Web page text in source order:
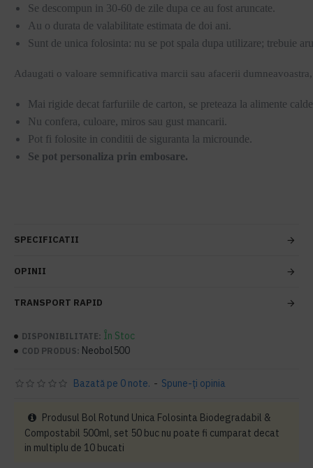
Se descompun in 30-60 de zile dupa ce au fost aruncate.
Au o durata de valabilitate estimata de doi ani.
Sunt de unica folosinta: nu se pot spala dupa utilizare; trebuie
Adaugati o valoare semnificativa marcii sau afacerii
Mai rigide decat farfuriile de carton, se preteaza la alimente
Nu confera, culoare, miros sau gust mancarii.
Pot fi folosite in conditii de siguranta la microunde.
Se pot personaliza prin embosare.
SPECIFICATII
OPINII
TRANSPORT RAPID
DISPONIBILITATE: În Stoc
COD PRODUS: Neobol500
Bazată pe 0 note. - Spune-ţi opinia
Produsul Bol Rotund Unica Folosinta Biodegradabil &
Compostabil 500ml, set 50 buc nu poate fi cumparat decat
in multiplu de 10 bucati